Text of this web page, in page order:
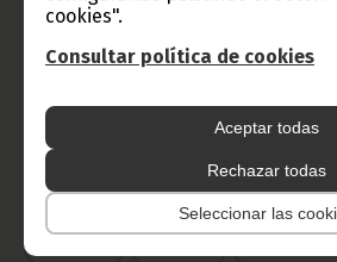
cookies".
Consultar política de cookies
Aceptar todas
Rechazar todas
Seleccionar las
CATEGORÍAS
Noticias Gobierno
África
Deportes
COVID-19 Cultura Estadísticas